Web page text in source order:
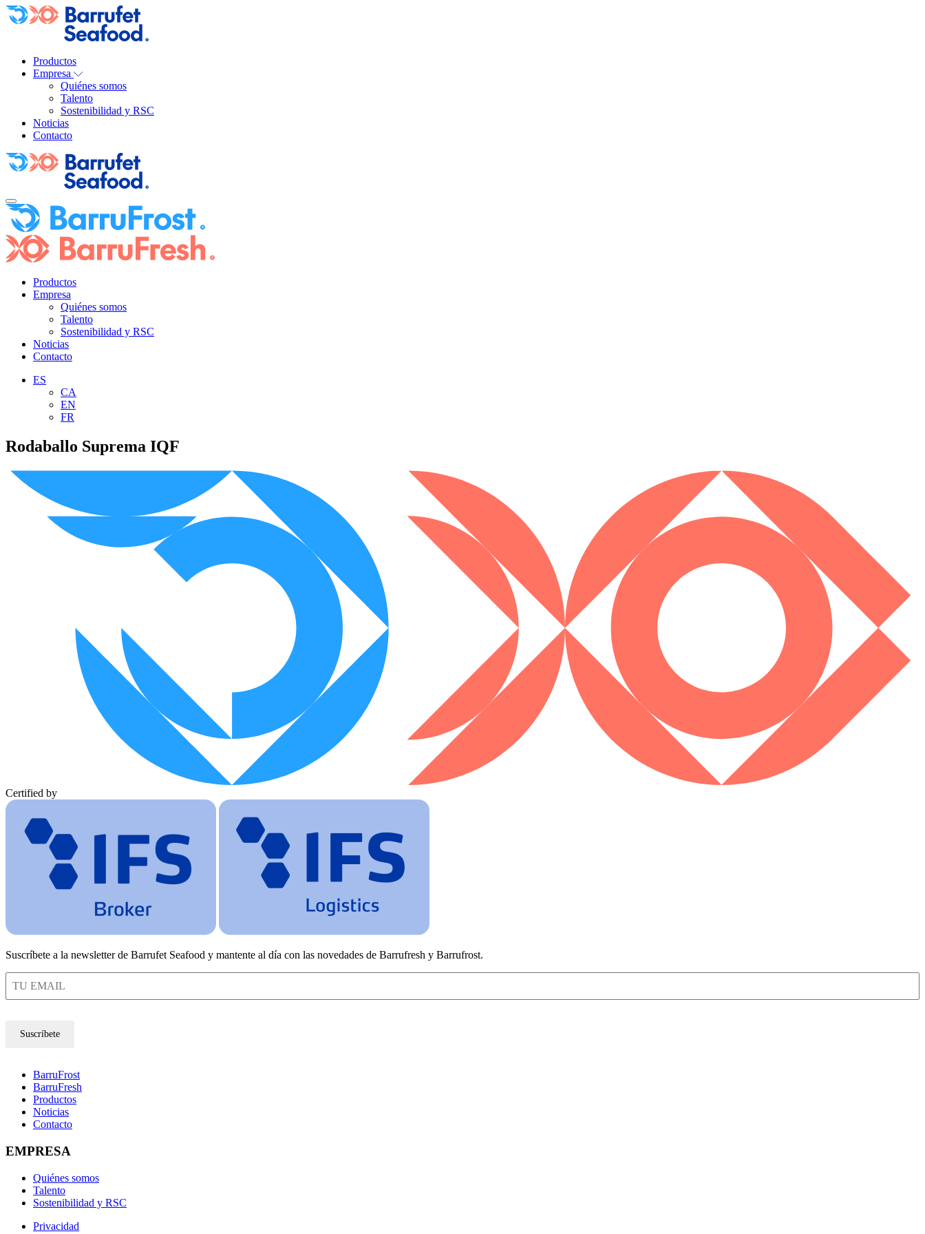
Productos
Empresa
Quiénes somos
Talento
Sostenibilidad y RSC
Noticias
Contacto
Productos
Empresa
Quiénes somos
Talento
Sostenibilidad y RSC
Noticias
Contacto
ES
CA
EN
FR
Rodaballo Suprema IQF
Certified by
Suscríbete a la newsletter de Barrufet Seafood y mantente al día con las novedades de Barrufresh y Barrufrost.
Suscríbete
BarruFrost
BarruFresh
Productos
Noticias
Contacto
EMPRESA
Quiénes somos
Talento
Sostenibilidad y RSC
Privacidad